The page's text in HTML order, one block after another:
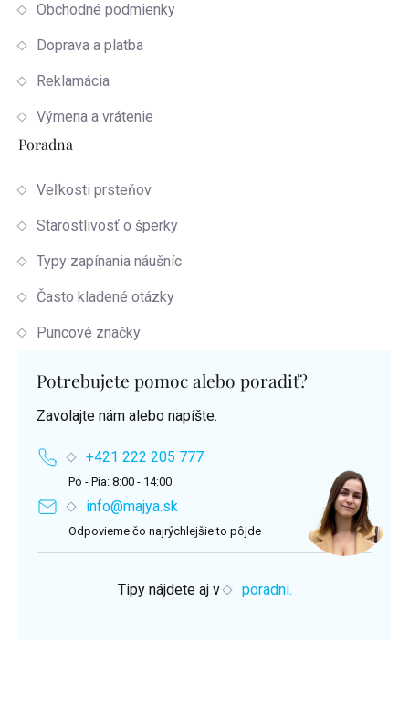
Obchodné podmienky
Doprava a platba
Reklamácia
Výmena a vrátenie
Poradna
Veľkosti prsteňov
Starostlivosť o šperky
Typy zapínania náušníc
Často kladené otázky
Puncové značky
Potrebujete pomoc alebo poradiť?
Zavolajte nám alebo napíšte.
+421 222 205 777
Po - Pia: 8:00 - 14:00
info@majya.sk
Odpovieme čo najrýchlejšie to pôjde
Tipy nájdete aj v poradni.